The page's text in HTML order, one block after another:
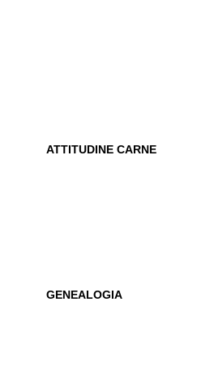
ATTITUDINE CARNE
GENEALOGIA